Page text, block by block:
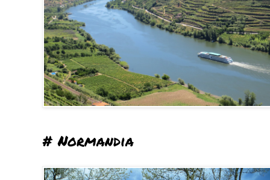
# Normandia